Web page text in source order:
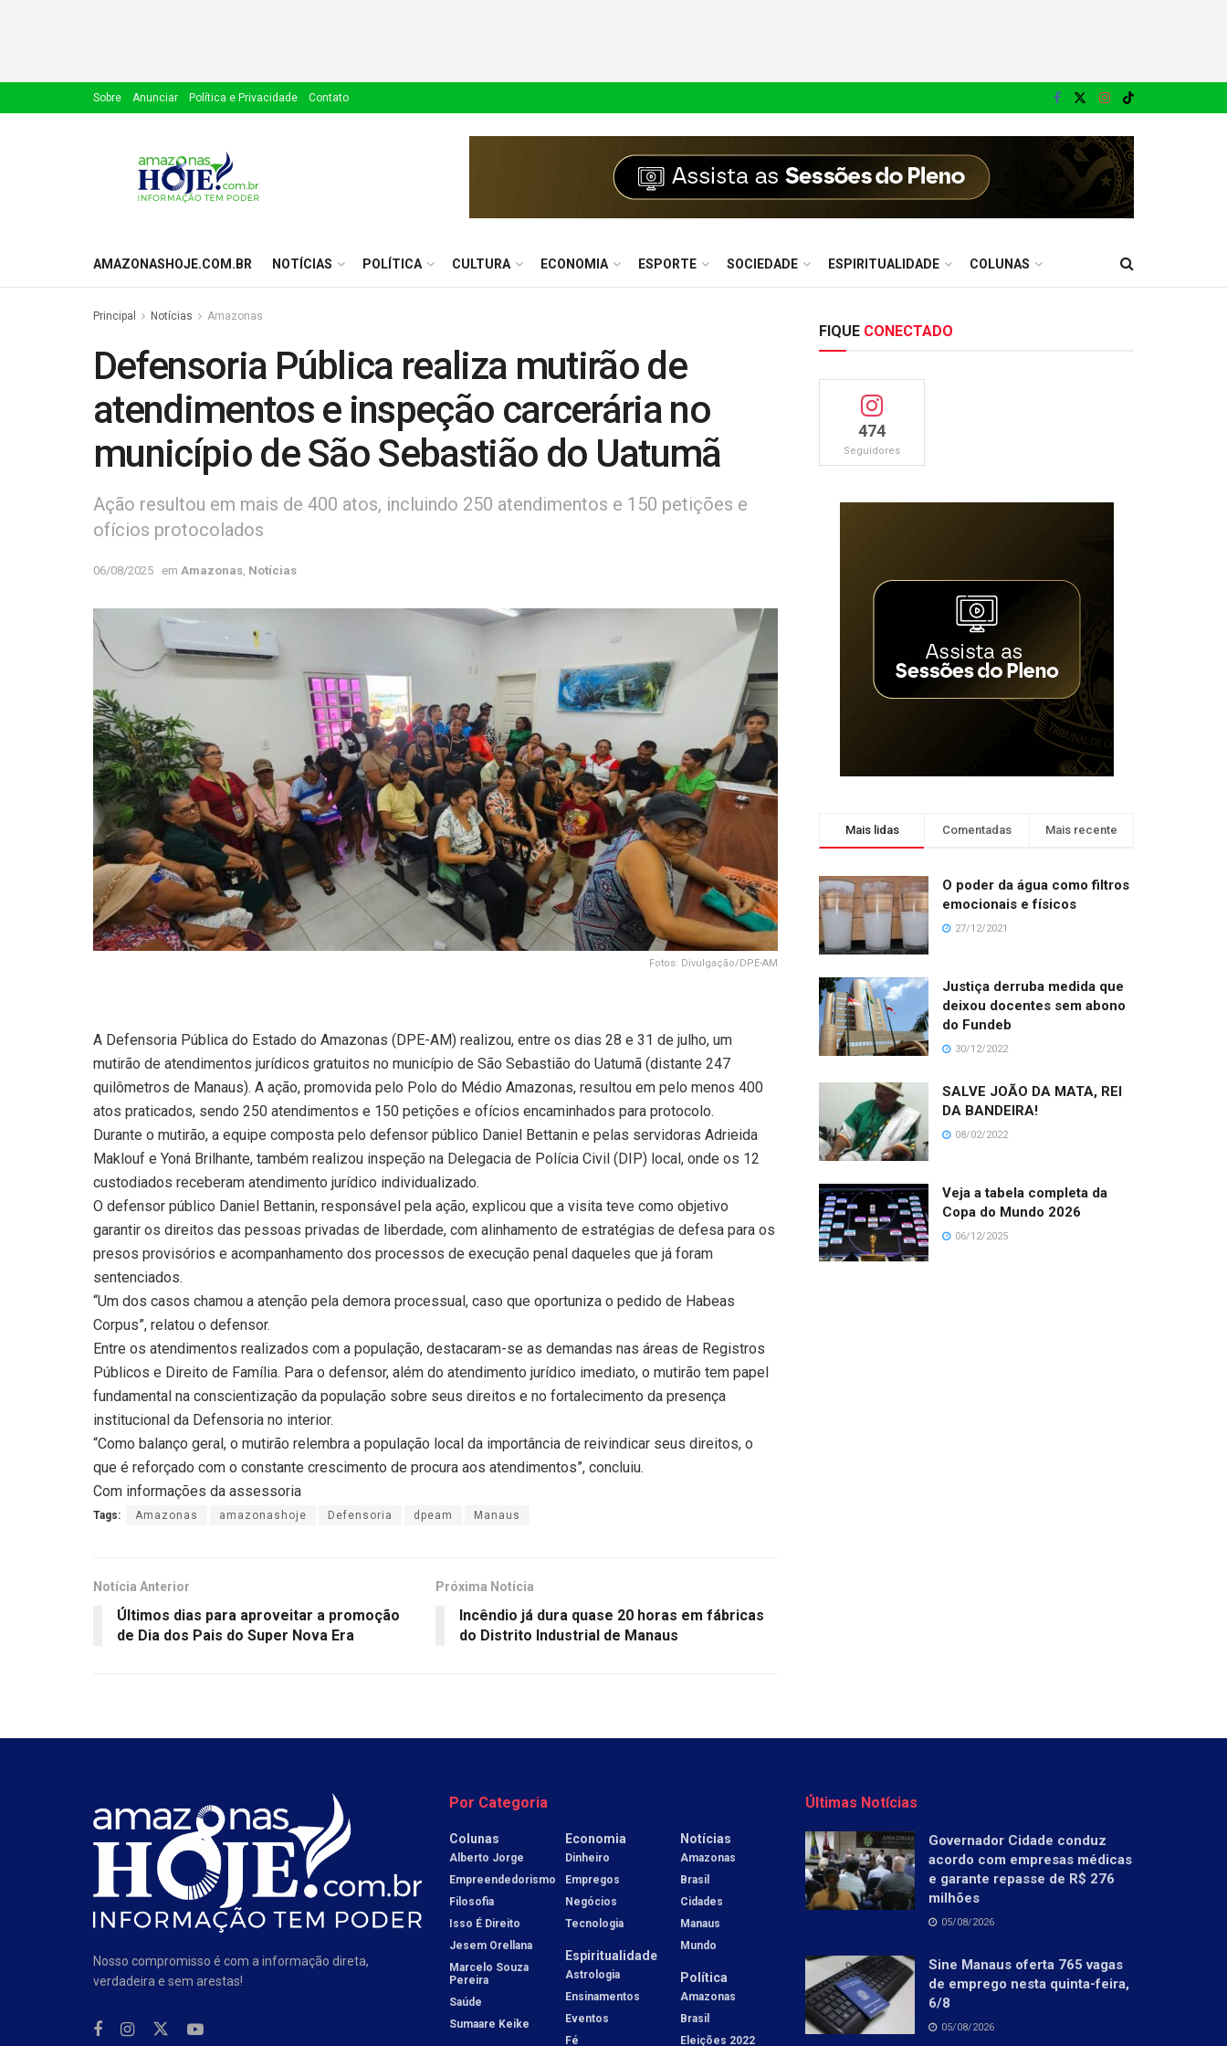
Sobre Anunciar Política e Privacidade Contato
AMAZONASHOJE.COM.BR NOTÍCIAS POLÍTICA CULTURA ECONOMIA ESPORTE SOCIEDADE ESPIRITUALIDADE COLUNAS
Principal Notícias Amazonas
Defensoria Pública realiza mutirão de
atendimentos e inspeção carcerária no
município de São Sebastião do Uatumã
Ação resultou em mais de 400 atos, incluindo 250 atendimentos e 150 petições e
ofícios protocolados
06/08/2025 em Amazonas Notícias
Fotos: Divulgação/DPE-AM
A Defensoria Pública do Estado do Amazonas (DPE-AM) realizou, entre os dias 28 e 31 de julho, um
mutirão de atendimentos jurídicos gratuitos no município de São Sebastião do Uatumã (distante 247
quilômetros de Manaus). A ação, promovida pelo Polo do Médio Amazonas, resultou em pelo menos 400
atos praticados, sendo 250 atendimentos e 150 petições e ofícios encaminhados para protocolo.
Durante o mutirão, a equipe composta pelo defensor público Daniel Bettanin e pelas servidoras Adrieida
Maklouf e Yoná Brilhante, também realizou inspeção na Delegacia de Polícia Civil (DIP) local, onde os 12
custodiados receberam atendimento jurídico individualizado.
O defensor público Daniel Bettanin, responsável pela ação, explicou que a visita teve como objetivo
garantir os direitos das pessoas privadas de liberdade, com alinhamento de estratégias de defesa para os
presos provisórios e acompanhamento dos processos de execução penal daqueles que já foram
sentenciados.
“Um dos casos chamou a atenção pela demora processual, caso que oportuniza o pedido de Habeas
Corpus”, relatou o defensor.
Entre os atendimentos realizados com a população, destacaram-se as demandas nas áreas de Registros
Públicos e Direito de Família. Para o defensor, além do atendimento jurídico imediato, o mutirão tem papel
fundamental na conscientização da população sobre seus direitos e no fortalecimento da presença
institucional da Defensoria no interior.
“Como balanço geral, o mutirão relembra a população local da importância de reivindicar seus direitos, o
que é reforçado com o constante crescimento de procura aos atendimentos”, concluiu.
Com informações da assessoria
Tags: Amazonas amazonashoje Defensoria dpeam Manaus
Notícia Anterior
Últimos dias para aproveitar a promoção
de Dia dos Pais do Super Nova Era
Próxima Notícia
Incêndio já dura quase 20 horas em fábricas
do Distrito Industrial de Manaus
FIQUE CONECTADO
474
Seguidores
Mais lidas Comentadas Mais recente
O poder da água como filtros
emocionais e físicos
27/12/2021
Justiça derruba medida que
deixou docentes sem abono
do Fundeb
30/12/2022
SALVE JOÃO DA MATA, REI
DA BANDEIRA!
08/02/2022
Veja a tabela completa da
Copa do Mundo 2026
06/12/2025
Nosso compromisso é com a informação direta,
verdadeira e sem arestas!
Por Categoria
Colunas
Alberto Jorge
Empreendedorismo
Filosofia
Isso É Direito
Jesem Orellana
Marcelo Souza
Pereira
Saúde
Sumaare Keike
Economia
Dinheiro
Empregos
Negócios
Tecnologia
Espiritualidade
Astrologia
Ensinamentos
Eventos
Fé
Notícias
Amazonas
Brasil
Cidades
Manaus
Mundo
Política
Amazonas
Brasil
Eleições 2022
Últimas Notícias
Governador Cidade conduz
acordo com empresas médicas
e garante repasse de R$ 276
milhões
05/08/2026
Sine Manaus oferta 765 vagas
de emprego nesta quinta-feira,
6/8
05/08/2026